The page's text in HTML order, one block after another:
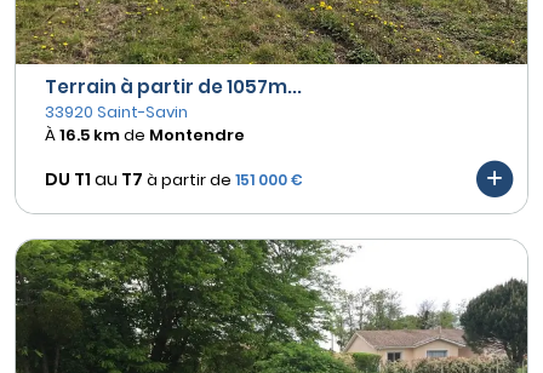
Terrain à partir de 1057m...
33920 Saint-Savin
À16.5 kmde Montendre
DU T1 au T7 à partir de 151 000 €